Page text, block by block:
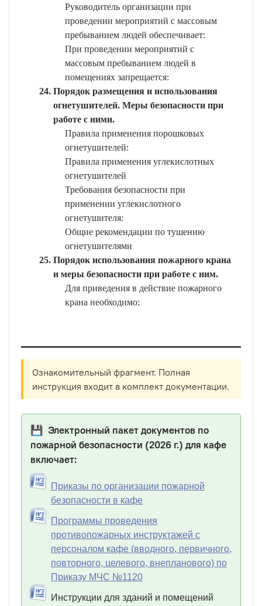
Руководитель организации при
проведении мероприятий с массовым
пребыванием людей обеспечивает:
При проведении мероприятий с
массовым пребыванием людей в
помещениях запрещается:
Порядок размещения и использования
огнетушителей. Меры безопасности при
работе с ними.
Правила применения порошковых
огнетушителей:
Правила применения углекислотных
огнетушителей
Требования безопасности при
применении углекислотного
огнетушителя:
Общие рекомендации по тушению
огнетушителями
Порядок использования пожарного крана
и меры безопасности при работе с ним.
Для приведения в действие пожарного
крана необходимо:
Ознакомительный фрагмент. Полная
инструкция входит в комплект документации.
💾 Электронный пакет документов по
пожарной безопасности (2026 г.) для кафе
включает:
Приказы по организации пожарной
безопасности в кафе
Программы проведения
противопожарных инструктажей с
персоналом кафе (вводного, первичного,
повторного, целевого, внепланового) по
Приказу МЧС №1120
Инструкции для зданий и помещений